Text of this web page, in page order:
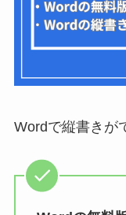
Wordで縦書きが